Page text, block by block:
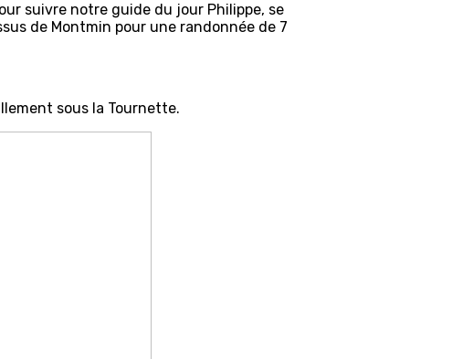
suivre notre guide du jour Philippe, se
de Montmin pour une randonnée de 7
sous la Tournette.